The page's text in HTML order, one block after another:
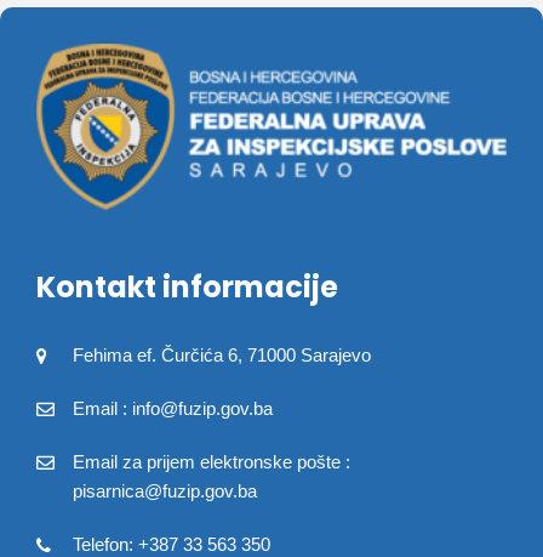
Kontakt informacije
Fehima ef. Čurčića 6, 71000 Sarajevo
Email : info@fuzip.gov.ba
Email za prijem elektronske pošte :
pisarnica@fuzip.gov.ba
Telefon: +387 33 563 350